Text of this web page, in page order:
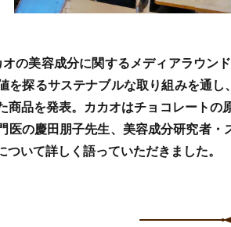
の美容成分に関するメディアラウン
を探るサステナブルな取り組みを通
商品を発表。カカオはチョコレート
医の慶田朋子先生、美容成分研究者
いて詳しく語っていただきました。